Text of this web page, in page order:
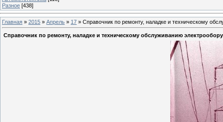
Разное [438]
Главная » 2015 » Апрель » 17 » Справочник по ремонту, наладке и техническому
Справочник по ремонту, наладке и техническому обслуживанию